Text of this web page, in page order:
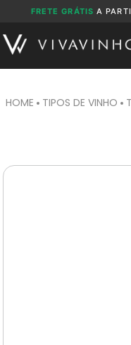
FRETE GRÁTIS A
TIPOS DE VINHO